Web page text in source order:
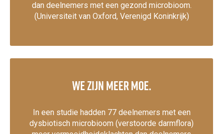
dan deelnemers met een gezond microbioom.
(Universiteit van Oxford, Verenigd Koninkrijk)
We zijn meer moe.
In een studie hadden 77 deelnemers met een
dysbiotisch microbioom (verstoorde darmflora)